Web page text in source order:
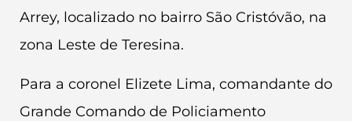
Arrey, localizado no bairro São Cristóvão, na
zona Leste de Teresina.
Para a coronel Elizete Lima, comandante do
Grande Comando de Policiamento